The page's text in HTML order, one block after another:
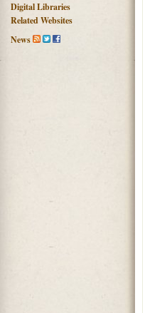
Digital Libraries
Related Websites
News